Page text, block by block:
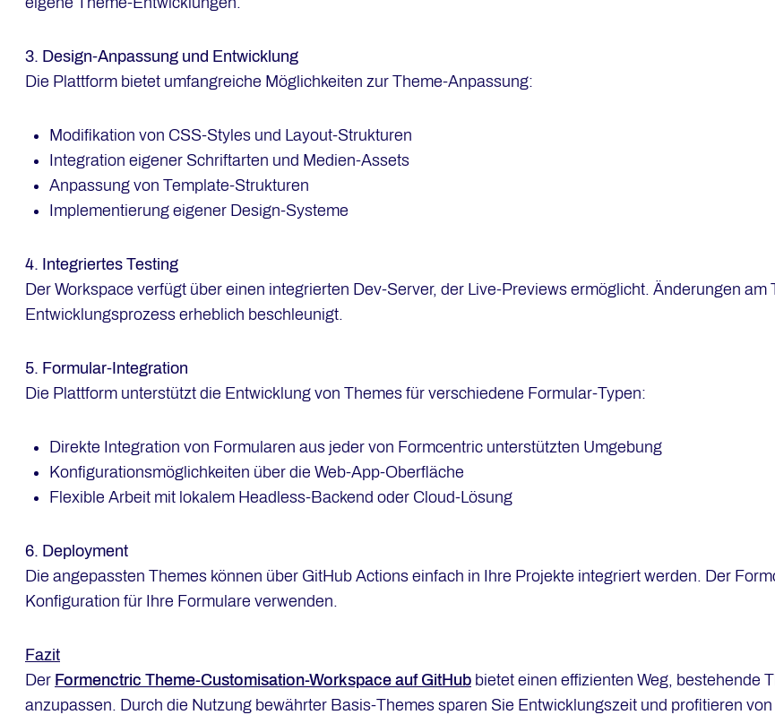
3. Design-Anpassung und Entwicklung
Die Plattform bietet umfangreiche Möglichkeiten zur Theme-Anpassung:
Modifikation von CSS-Styles und Layout-Strukturen
Integration eigener Schriftarten und Medien-Assets
Anpassung von Template-Strukturen
Implementierung eigener Design-Systeme
4. Integriertes Testing
Der Workspace verfügt über einen integrierten Dev-Server, der Live-Previews ermöglicht. Änderungen am
Entwicklungsprozess erheblich beschleunigt.
5. Formular-Integration
Die Plattform unterstützt die Entwicklung von Themes für verschiedene Formular-Typen:
Direkte Integration von Formularen aus jeder von Formcentric unterstützten Umgebung
Konfigurationsmöglichkeiten über die Web-App-Oberfläche
Flexible Arbeit mit lokalem Headless-Backend oder Cloud-Lösung
6. Deployment
Die angepassten Themes können über GitHub Actions einfach in Ihre Projekte integriert werden. Der
Konfiguration für Ihre Formulare verwenden.
Fazit
Der Formenctric Theme-Customisation-Workspace auf GitHub bietet einen effizienten Weg, bestehende
anzupassen. Durch die Nutzung bewährter Basis-Themes sparen Sie Entwicklungszeit und profitieren